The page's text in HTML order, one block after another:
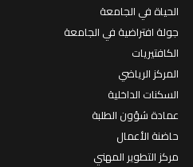
الحياة في الجامعة
جولة افتراضية في الجامعة
الكافتيريات
المركز الرياضي
السكنات الداخلية
عمادة شؤون الطلبة
حاضنة الأعمال
مركز التطوير المهني